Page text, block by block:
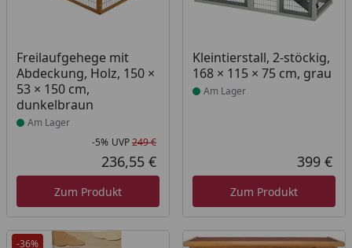
Freilaufgehege mit
Abdeckung, Holz, 150 ×
53 × 150 cm,
dunkelbraun
Produkt am Lager
Am Lager
Rabatt in Prozent
-5%
Ursprünglicher Preis
UVP249 €
Aktueller Preis
236,55 €
Zum Produkt
Kleintierstall, 2-stöckig,
168 × 115 × 75 cm, grau
Produkt am Lager
Am Lager
399 €
Zum Produkt
-36%